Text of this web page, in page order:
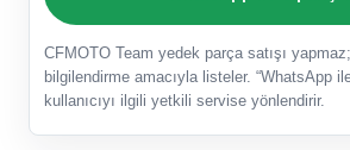
CFMOTO Team yedek parça satışı
bilgilendirme amacıyla listeler. “WhatsApp
kullanıcıyı ilgili yetkili servise yönlendirir.